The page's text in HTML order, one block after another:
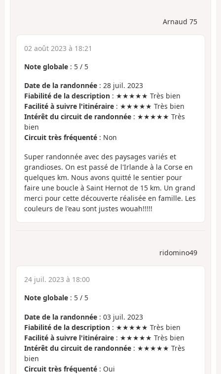
Arnaud 75
02 août 2023 à 18:21
Note globale : 5 / 5
Date de la randonnée : 28 juil. 2023
Fiabilité de la description : ★★★★★ Très bien
Facilité à suivre l'itinéraire : ★★★★★ Très bien
Intérêt du circuit de randonnée : ★★★★★ Très
bien
Circuit très fréquenté : Non
Super randonnée avec des paysages variés et
grandioses. On est passé de l'Irlande à la Corse en
quelques km. Nous avons quitté le sentier pour
faire une boucle à Saint Hernot de 15 km. Un grand
merci pour cette découverte réalisée en famille. Les
couleurs de l'eau sont justes wouah!!!!!
ridomino49
24 juil. 2023 à 18:00
Note globale : 5 / 5
Date de la randonnée : 03 juil. 2023
Fiabilité de la description : ★★★★★ Très bien
Facilité à suivre l'itinéraire : ★★★★★ Très bien
Intérêt du circuit de randonnée : ★★★★★ Très
bien
Circuit très fréquenté : Oui